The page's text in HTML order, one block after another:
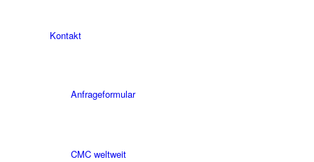
Kontakt
Anfrageformular
CMC weltweit